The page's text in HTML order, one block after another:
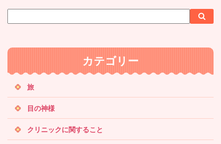
イ
内
索
索
カテゴリー
旅
目の神様
クリニックに関すること